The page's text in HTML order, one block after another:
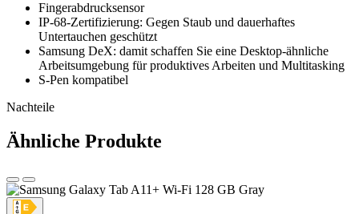
Fingerabdrucksensor
IP-68-Zertifizierung: Gegen Staub und dauerhaftes
Untertauchen geschützt
Samsung DeX: damit schaffen Sie eine Desktop-ähnliche
Arbeitsumgebung für produktives Arbeiten und Multitasking
S-Pen kompatibel
Nachteile
Ähnliche Produkte